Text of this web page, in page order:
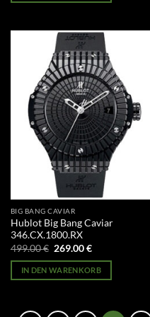
BIG BANG CAVIAR
Hublot Big Bang Caviar
346.CX.1800.RX
499.00€ Ursprünglicher
war:
499.00 €
269.00€Aktueller
ist:
269.00 €.
IN DEN WARENKORB